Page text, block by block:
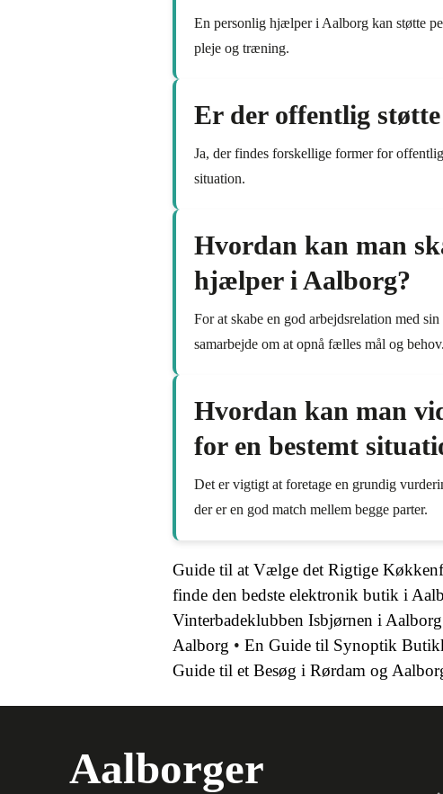
En personlig hjælper i Aalborg kan støtte
pleje og træning.
Er der offentlig
Ja, der findes forskellige former for
situation.
Hvordan kan man
hjælper i Aalborg?
For at skabe en god arbejdsrelation med
samarbejde om at opnå fælles mål og behov.
Hvordan kan man
for en bestemt
Det er vigtigt at foretage en grundig
der er en god match mellem begge parter.
Guide til at Vælge det Rigtige
finde den bedste elektronik butik i
Vinterbadeklubben Isbjørnen i Aalborg
Aalborg • En Guide til Synoptik
Guide til et Besøg i Rørdam og
Aalborger